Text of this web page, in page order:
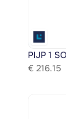
PIJP 1
€ 216.15